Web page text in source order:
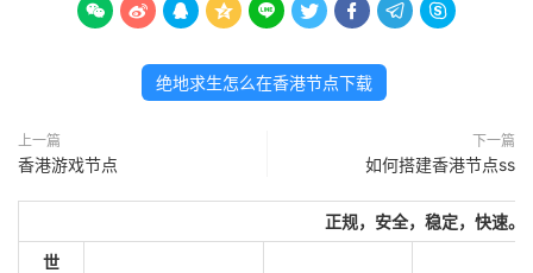
        
绝地求生怎么在香港节点下载
上一篇
香港游戏节点
下一篇
如何搭建香港节点ss
正规，安全，稳定，快速。
世